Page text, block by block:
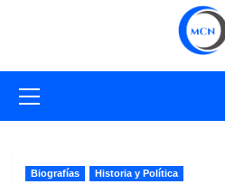
primario
Biografías Historia y Política